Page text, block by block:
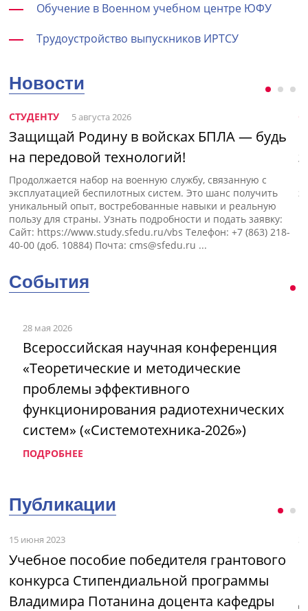
Обучение в Военном учебном центре ЮФУ
Трудоустройство выпускников ИРТСУ
Новости
СТУДЕНТУ 5 августа 2026
Защищай Родину в войсках БПЛА — будь
на передовой технологий!
Продолжается набор на военную службу, связанную с
эксплуатацией беспилотных систем. Это шанс получить
уникальный опыт, востребованные навыки и реальную
пользу для страны. Узнать подробности и подать заявку:
Сайт: https://www.study.sfedu.ru/vbs Телефон: +7 (863) 218-
40-00 (доб. 10884) Почта:cms@sfedu.ru ...
События
28 мая 2026
Всероссийская научная конференция
«Теоретические и методические
проблемы эффективного
функционирования радиотехнических
систем» («Системотехника-2026»)
ПОДРОБНЕЕ
Публикации
15 июня 2023
Учебное пособие победителя грантового
конкурса Стипендиальной программы
Владимира Потанина доцента кафедры
3